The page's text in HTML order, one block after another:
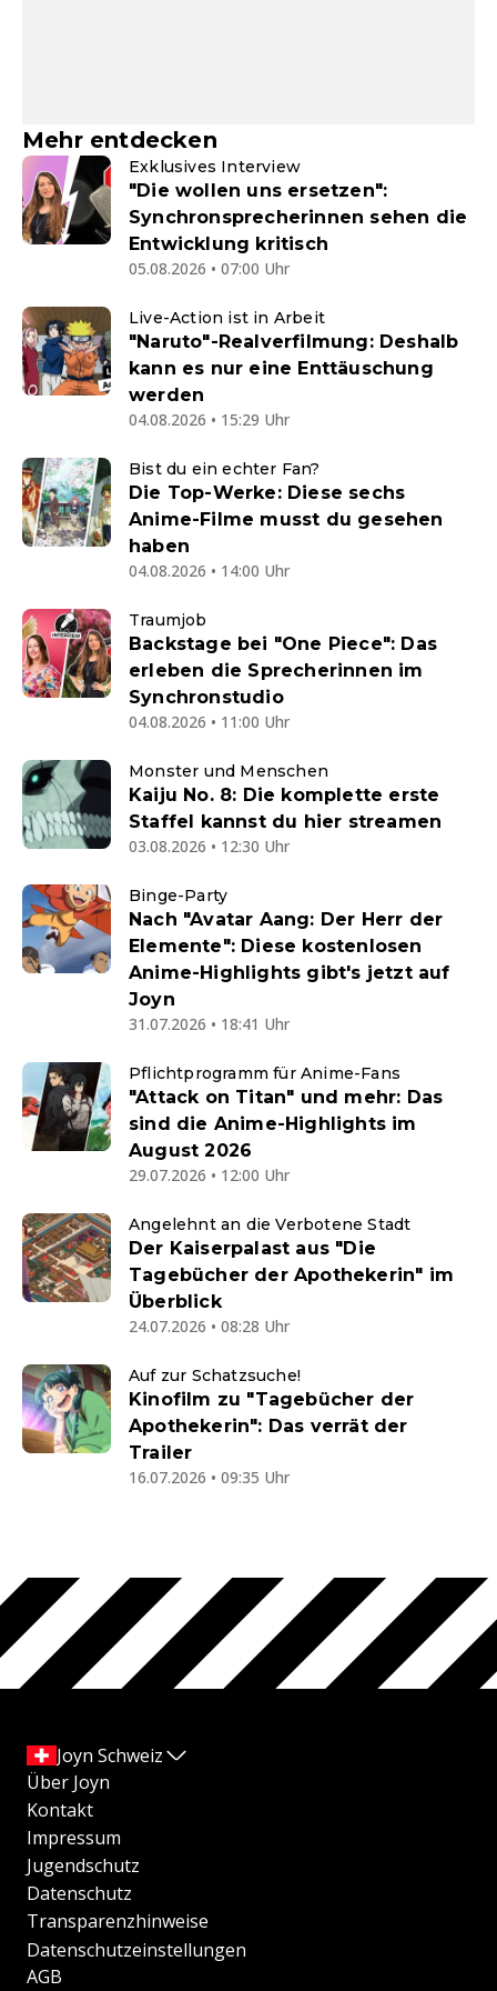
Mehr entdecken
Exklusives Interview
"Die wollen uns ersetzen":
Synchronsprecherinnen sehen die
Entwicklung kritisch
05.08.2026 • 07:00 Uhr
Live-Action ist in Arbeit
"Naruto"-Realverfilmung: Deshalb
kann es nur eine Enttäuschung
werden
04.08.2026 • 15:29 Uhr
Bist du ein echter Fan?
Die Top-Werke: Diese sechs
Anime-Filme musst du gesehen
haben
04.08.2026 • 14:00 Uhr
Traumjob
Backstage bei "One Piece": Das
erleben die Sprecherinnen im
Synchronstudio
04.08.2026 • 11:00 Uhr
Monster und Menschen
Kaiju No. 8: Die komplette erste
Staffel kannst du hier streamen
03.08.2026 • 12:30 Uhr
Binge-Party
Nach "Avatar Aang: Der Herr der
Elemente": Diese kostenlosen
Anime-Highlights gibt's jetzt auf
Joyn
31.07.2026 • 18:41 Uhr
Pflichtprogramm für Anime-Fans
"Attack on Titan" und mehr: Das
sind die Anime-Highlights im
August 2026
29.07.2026 • 12:00 Uhr
Angelehnt an die Verbotene Stadt
Der Kaiserpalast aus "Die
Tagebücher der Apothekerin" im
Überblick
24.07.2026 • 08:28 Uhr
Auf zur Schatzsuche!
Kinofilm zu "Tagebücher der
Apothekerin": Das verrät der
Trailer
16.07.2026 • 09:35 Uhr
Joyn Schweiz
Über Joyn
Kontakt
Impressum
Jugendschutz
Datenschutz
Transparenzhinweise
Datenschutzeinstellungen
AGB